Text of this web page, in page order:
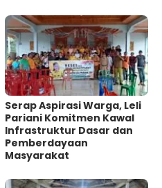
Serap Aspirasi Warga, Leli
Pariani Komitmen Kawal
Infrastruktur Dasar dan
Pemberdayaan
Masyarakat